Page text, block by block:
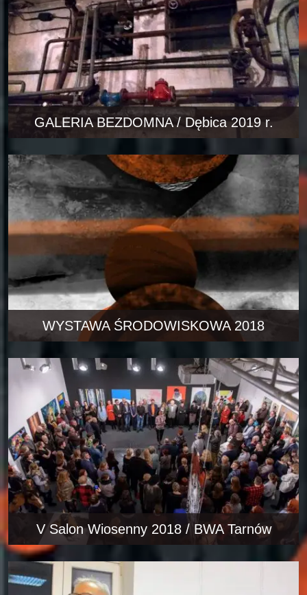
GALERIA BEZDOMNA / Dębica 2019 r.
WYSTAWA ŚRODOWISKOWA 2018
V Salon Wiosenny 2018 / BWA Tarnów